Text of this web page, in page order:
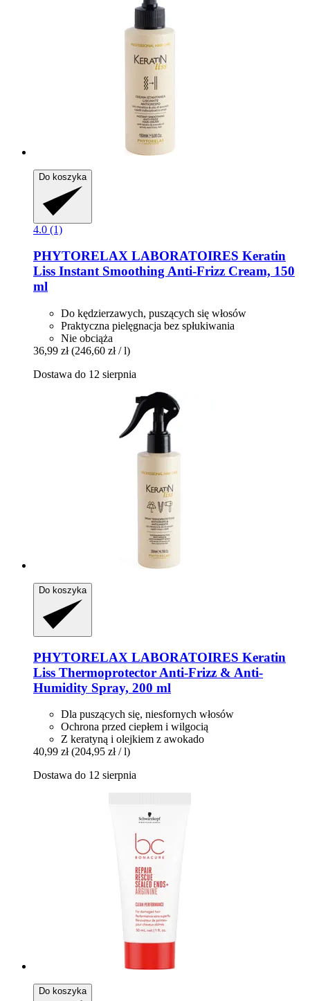
Do koszyka
4.0 (1)
PHYTORELAX LABORATOIRES Keratin
Liss Instant Smoothing Anti-​Frizz Cream, 150
ml
Do kędzierzawych, puszących się włosów
Praktyczna pielęgnacja bez spłukiwania
Nie obciąża
36,99 zł (246,60 zł / l)
Dostawa do 12 sierpnia
Do koszyka
PHYTORELAX LABORATOIRES Keratin
Liss Thermoprotector Anti-​Frizz & Anti-​
Humidity Spray, 200 ml
Dla puszących się, niesfornych włosów
Ochrona przed ciepłem i wilgocią
Z keratyną i olejkiem z awokado
40,99 zł (204,95 zł / l)
Dostawa do 12 sierpnia
Do koszyka